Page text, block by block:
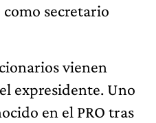
secretario
vienen
expresidente. Uno
en el PRO tras